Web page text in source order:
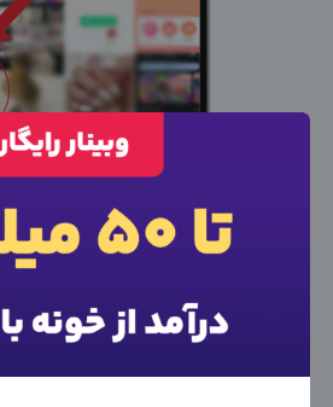
ادمین هستم
ورود به حساب کاربری
شماره موبایل خود را وارد کنید
بعد از ثبت شماره کد برای شما پیامک